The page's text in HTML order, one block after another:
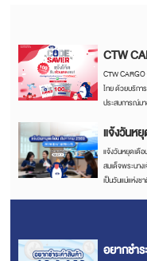
CTW
CTW
ไทย ด้วยบริกา
ประสบการณ์ม
แจ้งวันห
แจ้งวันหยุดเดื
สมเด็จพระนา
เป็นวันแม่แห่งช
บริการขนส่ง
Tiktok /
อยากชำ